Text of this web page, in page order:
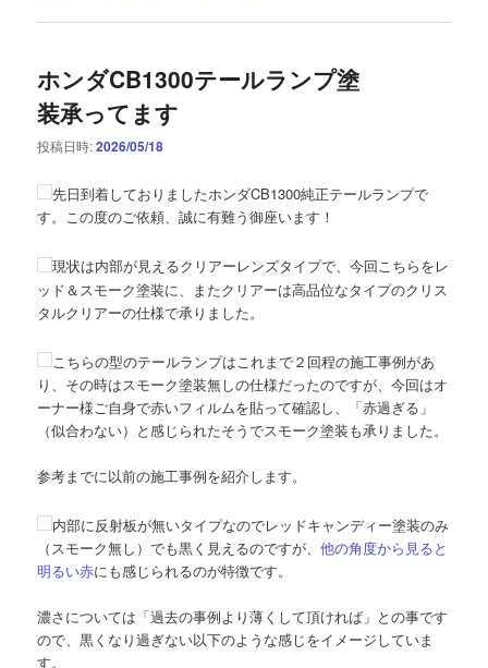
ホンダCB1300テールランプ塗
装承ってます
投稿日時:2026/05/18
先日到着しておりましたホンダCB1300純正テールランプで
す。この度のご依頼、誠に有難う御座います！
現状は内部が見えるクリアーレンズタイプで、今回こちらをレ
ッド＆スモーク塗装に、またクリアーは高品位なタイプのクリス
タルクリアーの仕様で承りました。
こちらの型のテールランプはこれまで２回程の施工事例があ
り、その時はスモーク塗装無しの仕様だったのですが、今回はオ
ーナー様ご自身で赤いフィルムを貼って確認し、「赤過ぎる」
（似合わない）と感じられたそうでスモーク塗装も承りました。
参考までに以前の施工事例を紹介します。
内部に反射板が無いタイプなのでレッドキャンディー塗装のみ
（スモーク無し）でも黒く見えるのですが、他の角度から見ると
明るい赤にも感じられるのが特徴です。
濃さについては「過去の事例より薄くして頂ければ」との事です
ので、黒くなり過ぎない以下のような感じをイメージしていま
す。